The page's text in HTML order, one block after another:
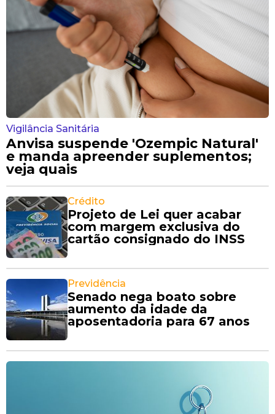
Vigilância Sanitária
Anvisa suspende 'Ozempic Natural'
e manda apreender suplementos;
veja quais
Crédito
Projeto de Lei quer acabar
com margem exclusiva do
cartão consignado do INSS
Previdência
Senado nega boato sobre
aumento da idade da
aposentadoria para 67 anos